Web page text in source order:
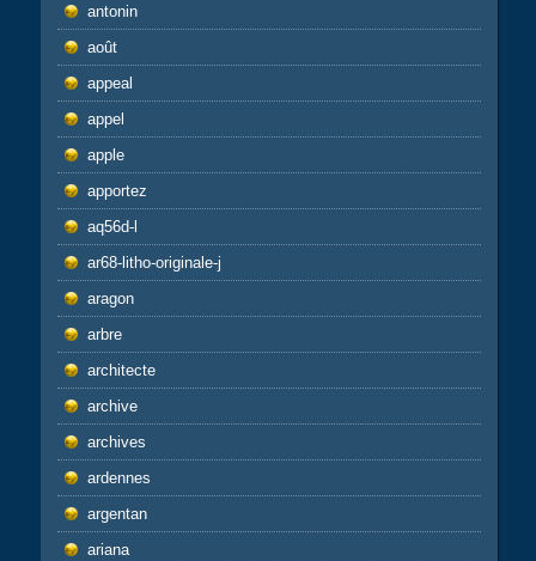
antonin
août
appeal
appel
apple
apportez
aq56d-l
ar68-litho-originale-j
aragon
arbre
architecte
archive
archives
ardennes
argentan
ariana